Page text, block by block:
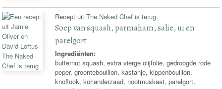
Recept uitThe Naked Chef is terug:
Soep van squash, parmaham, salie, ui en
parelgort
Ingrediënten:
butternut squash, extra vierge olijfolie, gedroogde rode
peper, groentebouillon, kastanje, kippenbouillon,
knoflook, korianderzaad, nootmuskaat, parelgort,